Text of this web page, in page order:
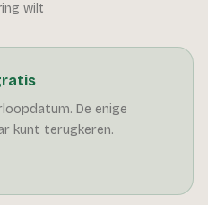
wilt
De enige
kunt terugkeren.